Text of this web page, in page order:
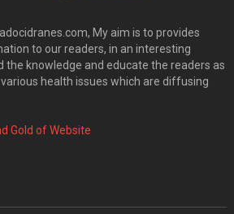
My aim is to provides
to our readers, in an interesting
the knowledge and educate the readers as
health issues which are diffusing
Gold of Website